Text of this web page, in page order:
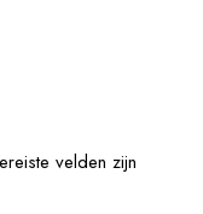
velden zijn